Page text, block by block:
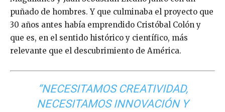
puñado de hombres. Y que culminaba el proyecto que
30 años antes había emprendido Cristóbal Colón y
que es, en el sentido histórico y científico, más
relevante que el descubrimiento de América.
“NECESITAMOS CREATIVIDAD,
NECESITAMOS INNOVACIÓN Y